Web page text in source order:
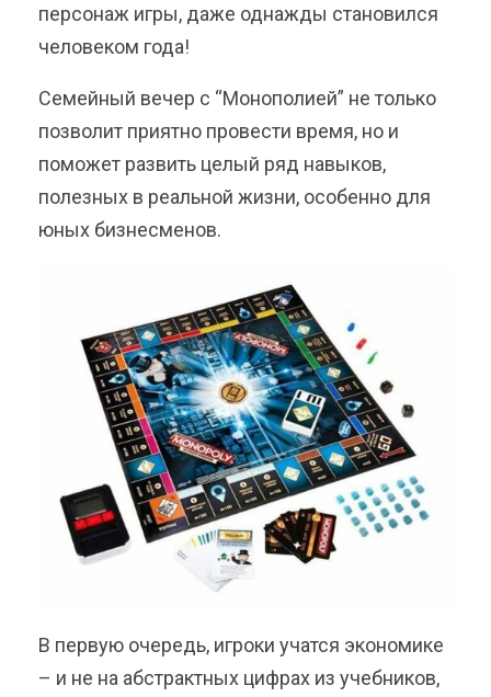
персонаж игры, даже однажды становился
человеком года!
Семейный вечер с “Монополией” не только
позволит приятно провести время, но и
поможет развить целый ряд навыков,
полезных в реальной жизни, особенно для
юных бизнесменов.
В первую очередь, игроки учатся экономике
– и не на абстрактных цифрах из учебников,